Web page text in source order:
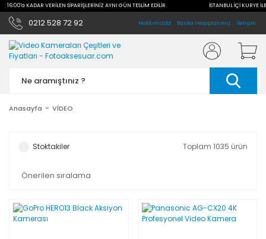
16:00'a KADAR VERİLEN SİPARİŞLERİNİZ AYNI GÜN TESLİM EDİLİR. İSTANBUL İÇİ KURYE
0212 528 72 92 Hakkımızda Banka Hesaplarımız İletişim
Anasayfa VİDEO
Stoktakiler Toplam 1035 ürün